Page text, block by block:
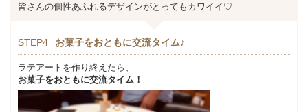
皆さんの個性あふれるデザインがとってもカワイイ♡
STEP4 お菓子をおともに交流タイム♪
ラテアートを作り終えたら、
お菓子をおともに交流タイム！